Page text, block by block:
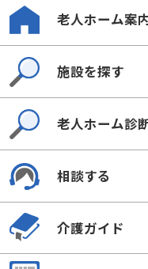
老人ホーム案
施設を探す
老人ホーム診
相談する
介護ガイド